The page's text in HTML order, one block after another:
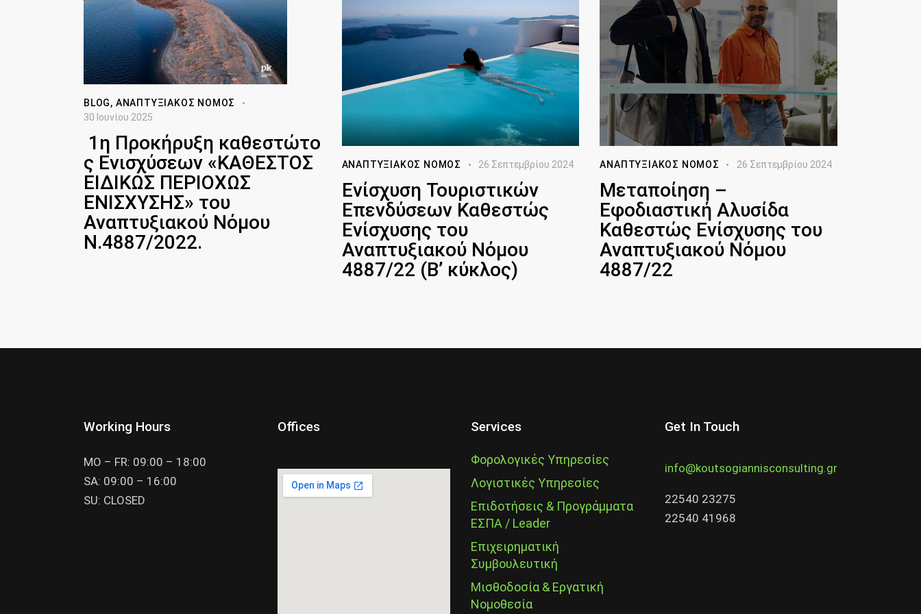
BLOG, ΑΝΑΠΤΥΞΙΑΚΌΣ ΝΌΜΟΣ
30 Ιουνίου 2025
1η Προκήρυξη καθεστώτο
ς Ενισχύσεων «ΚΑΘΕΣΤΟΣ
ΕΙΔΙΚΩΣ ΠΕΡΙΟΧΩΣ
ΕΝΙΣΧΥΣΗΣ» του
Αναπτυξιακού Νόμου
Ν.4887/2022.
ΑΝΑΠΤΥΞΙΑΚΌΣ ΝΌΜΟΣ 26 Σεπτεμβρίου 2024
Ενίσχυση Τουριστικών
Επενδύσεων Καθεστώς
Ενίσχυσης του
Αναπτυξιακού Νόμου
4887/22 (B’ κύκλος)
ΑΝΑΠΤΥΞΙΑΚΌΣ ΝΌΜΟΣ 26 Σεπτεμβρίου 2024
Μεταποίηση –
Εφοδιαστική Αλυσίδα
Καθεστώς Ενίσχυσης του
Αναπτυξιακού Νόμου
4887/22
Working Hours
MO – FR: 09:00 – 18:00
SA: 09:00 – 16:00
SU: CLOSED
Offices Services
Φορολογικές Υπηρεσίες
Λογιστικές Υπηρεσίες
Επιδοτήσεις & Προγράμματα
ΕΣΠΑ / Leader
Επιχειρηματική
Συμβουλευτική
Μισθοδοσία & Εργατική
Νομοθεσία
Get In Touch
info@koutsogiannisconsulting.gr
22540 23275
22540 41968